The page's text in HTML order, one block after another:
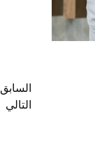
السابق
التالي